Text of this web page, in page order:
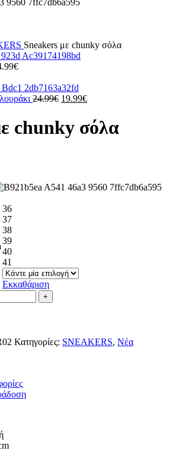
Sneakers με chunky σόλα
€
24.99€ Original
24.99€.
19.99€Η
τιμή
είναι:
chunky σόλα
36
37
38
39
40
41
Εκκαθάριση
Κατηγορίες: SNEAKERS, Νέα